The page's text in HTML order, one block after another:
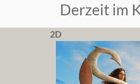
Derzeit im
2D